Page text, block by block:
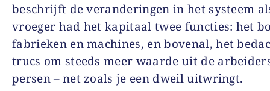
beschrijft de veranderingen in het systeem
vroeger had het kapitaal twee functies: het
fabrieken en machines, en bovenal, het
trucs om steeds meer waarde uit de
persen – net zoals je een dweil uitwringt.